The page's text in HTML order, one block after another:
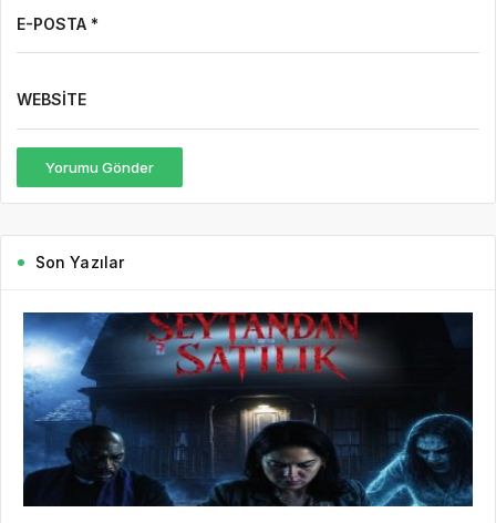
E-POSTA *
WEBSITE
Yorumu Gönder
Son Yazılar